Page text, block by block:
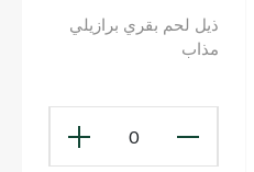
ذيل لحم بقري برازيلي
مذاب
0